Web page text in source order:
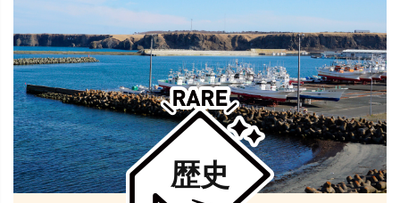
歴史